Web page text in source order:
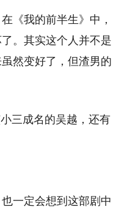
《我的前半生》中，
。其实这个人并不是
然变好了，但渣男的
一定会想到这部剧中